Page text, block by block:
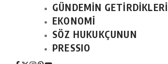
GÜNDEMİN GETİRDİKLERİ
EKONOMİ
SÖZ HUKUKÇUNUN
PRESSIO